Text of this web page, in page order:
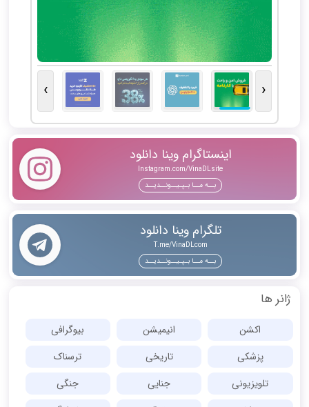
‹
›
اینستاگرام وینا دانلود
Instagram.com/VinaDLsite
بــه مــا بـپـیــونــدیــد
تلگرام وینا دانلود
T.me/VinaDLcom
بــه مــا بـپـیــونــدیــد
ژانر ها
اکشن انیمیشن
بیوگرافی
پزشکی
تاریخی
ترسناک
تلویزیونی
جنایی
جنگی